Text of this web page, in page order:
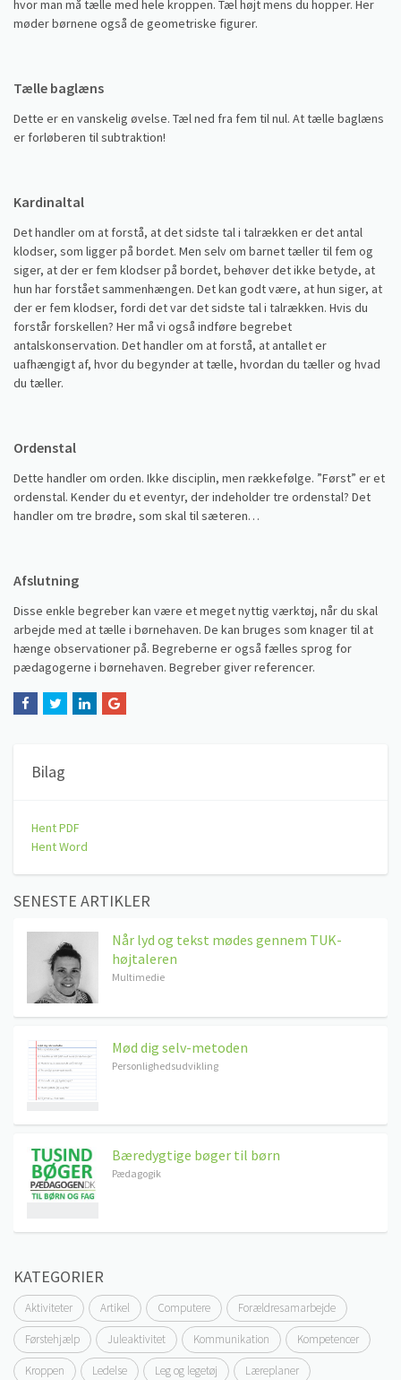
hvor man må tælle med hele kroppen. Tæl højt mens du hopper. Her
møder børnene også de geometriske figurer.
Tælle baglæns
Dette er en vanskelig øvelse. Tæl ned fra fem til nul. At tælle baglæns
er forløberen til subtraktion!
Kardinaltal
Det handler om at forstå, at det sidste tal i talrækken er det antal
klodser, som ligger på bordet. Men selv om barnet tæller til fem og
siger, at der er fem klodser på bordet, behøver det ikke betyde, at
hun har forstået sammenhængen. Det kan godt være, at hun siger, at
der er fem klodser, fordi det var det sidste tal i talrækken. Hvis du
forstår forskellen? Her må vi også indføre begrebet
antalskonservation. Det handler om at forstå, at antallet er
uafhængigt af, hvor du begynder at tælle, hvordan du tæller og hvad
du tæller.
Ordenstal
Dette handler om orden. Ikke disciplin, men rækkefølge. ”Først” er et
ordenstal. Kender du et eventyr, der indeholder tre ordenstal? Det
handler om tre brødre, som skal til sæteren…
Afslutning
Disse enkle begreber kan være et meget nyttig værktøj, når du skal
arbejde med at tælle i børnehaven. De kan bruges som knager til at
hænge observationer på. Begreberne er også fælles sprog for
pædagogerne i børnehaven. Begreber giver referencer.
Bilag
Hent PDF
Hent Word
SENESTE ARTIKLER
Når lyd og tekst mødes gennem TUK-
højtaleren
Multimedie
Mød dig selv-metoden
Personlighedsudvikling
Bæredygtige bøger til børn
Pædagogik
KATEGORIER
Aktiviteter Artikel Computere Forældresamarbejde
Førstehjælp Juleaktivitet Kommunikation Kompetencer
Kroppen Ledelse Leg og legetøj Læreplaner